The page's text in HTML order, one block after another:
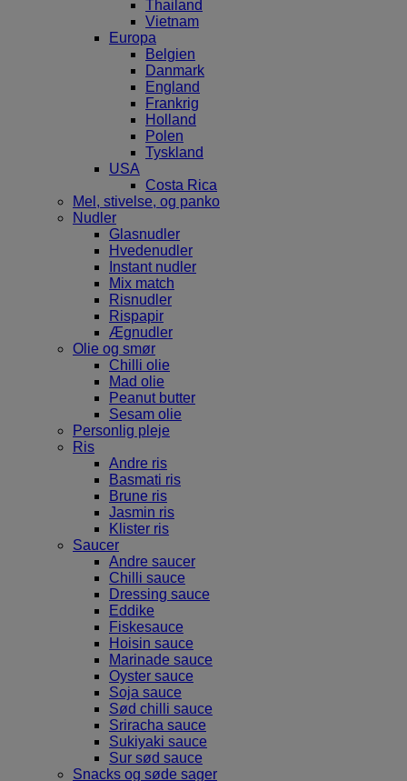
Thailand
Vietnam
Europa
Belgien
Danmark
England
Frankrig
Holland
Polen
Tyskland
USA
Costa Rica
Mel, stivelse, og panko
Nudler
Glasnudler
Hvedenudler
Instant nudler
Mix match
Risnudler
Rispapir
Ægnudler
Olie og smør
Chilli olie
Mad olie
Peanut butter
Sesam olie
Personlig pleje
Ris
Andre ris
Basmati ris
Brune ris
Jasmin ris
Klister ris
Saucer
Andre saucer
Chilli sauce
Dressing sauce
Eddike
Fiskesauce
Hoisin sauce
Marinade sauce
Oyster sauce
Soja sauce
Sød chilli sauce
Sriracha sauce
Sukiyaki sauce
Sur sød sauce
Snacks og søde sager